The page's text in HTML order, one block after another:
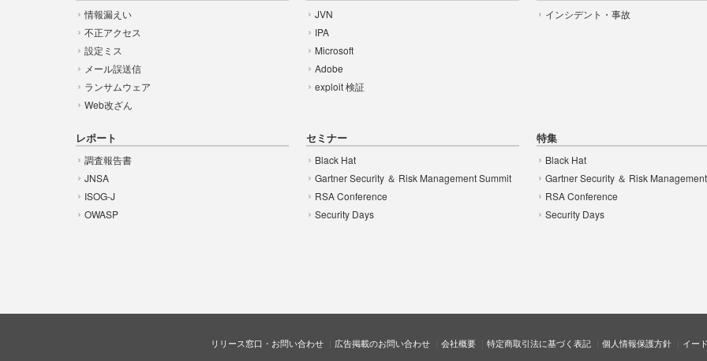
情報漏えい
不正アクセス
設定ミス
メール誤送信
ランサムウェア
Web改ざん
JVN
IPA
Microsoft
Adobe
exploit 検証
インシデント・事故
レポート
調査報告書
JNSA
ISOG-J
OWASP
セミナー
Black Hat
Gartner Security ＆ Risk Management Summit
RSA Conference
Security Days
特集
Black Hat
Gartner Security ＆ Risk
RSA Conference
Security Days
リリース窓口・お問い合わせ 広告掲載のお問い合わせ 会社概要 特定商取引法に基づく表記 個人情報保護方針 イー